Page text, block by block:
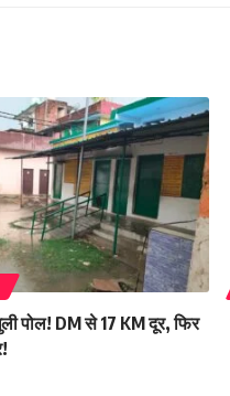
पोल! DM से 17 KM दूर, फिर